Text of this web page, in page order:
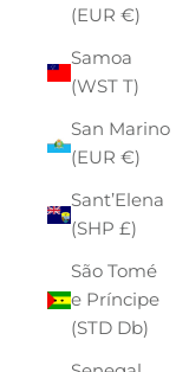
(EUR €)
Samoa
(WST T)
San Marino
(EUR €)
Sant’Elena
(SHP £)
São Tomé
e Príncipe
(STD Db)